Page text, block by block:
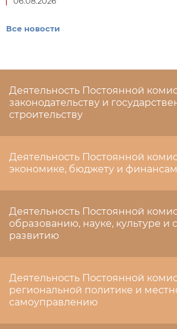
Все новости
Деятельность Постоянной
законодательству и
строительству
Деятельность Постоянной
экономике, бюджету и финансам
Деятельность Постоянной
образованию, науке, культуре и
развитию
Деятельность Постоянной
региональной политике и
самоуправлению